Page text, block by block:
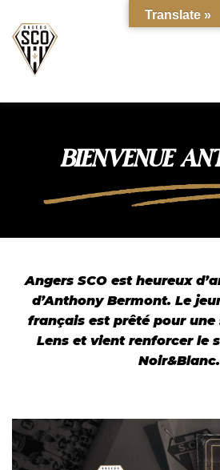
BIENVENUE
Angers SCO est heureux
d’Anthony Bermont. Le
français est prêté pour une
Lens et vient renforcer le
Noir&Blanc.
Translate »